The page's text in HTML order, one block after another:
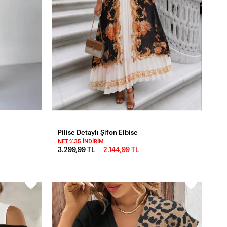
Pilise Detaylı Şifon Elbise
NET %35 İNDIRIM
3.299,99 TL 2.144,99 TL